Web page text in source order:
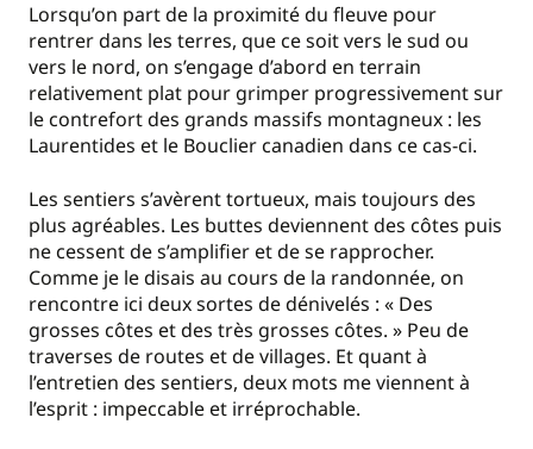
Lorsqu’on part de la proximité du fleuve pour
rentrer dans les terres, que ce soit vers le sud ou
vers le nord, on s’engage d’abord en terrain
relativement plat pour grimper progressivement sur
le contrefort des grands massifs montagneux : les
Laurentides et le Bouclier canadien dans ce cas-ci.
Les sentiers s’avèrent tortueux, mais toujours des
plus agréables. Les buttes deviennent des côtes puis
ne cessent de s’amplifier et de se rapprocher.
Comme je le disais au cours de la randonnée, on
rencontre ici deux sortes de dénivelés : « Des
grosses côtes et des très grosses côtes. » Peu de
traverses de routes et de villages. Et quant à
l’entretien des sentiers, deux mots me viennent à
l’esprit : impeccable et irréprochable.